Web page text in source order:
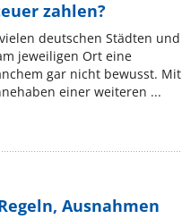
zahlen?
deutschen Städten und
jeweiligen Ort eine
gar nicht bewusst. Mit
einer weiteren ...
Ausnahmen